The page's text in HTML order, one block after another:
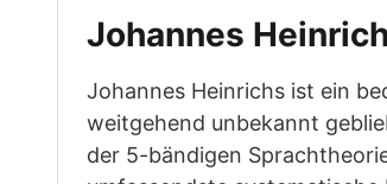
Johannes
Johannes Heinrichs ist ein
weitgehend unbekannt
der 5-bändigen